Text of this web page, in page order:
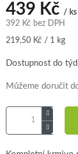
439 Kč / ks
392 Kč bez DPH
Měrná
219,50 Kč / 1 kg
Dostupnost do
Můžeme doručit